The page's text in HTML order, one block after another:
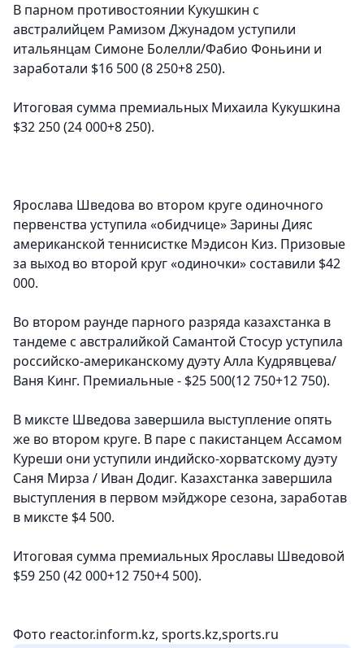
В парном противостоянии Кукушкин с
австралийцем Рамизом Джунадом уступили
итальянцам Симоне Болелли/Фабио Фоньини и
заработали $16 500 (8 250+8 250).
Итоговая сумма премиальных Михаила Кукушкина
$32 250 (24 000+8 250).
Ярослава Шведова во втором круге одиночного
первенства уступила «обидчице» Зарины Дияс
американской теннисистке Мэдисон Киз. Призовые
за выход во второй круг «одиночки» составили $42
000.
Во втором раунде парного разряда казахстанка в
тандеме с австралийкой Самантой Стосур уступила
российско-американскому дуэту Алла Кудрявцева/
Ваня Кинг. Премиальные - $25 500(12 750+12 750).
В миксте Шведова завершила выступление опять
же во втором круге. В паре с пакистанцем Ассамом
Куреши они уступили индийско-хорватскому дуэту
Саня Мирза / Иван Додиг. Казахстанка завершила
выступления в первом мэйджоре сезона, заработав
в миксте $4 500.
Итоговая сумма премиальных Ярославы Шведовой
$59 250 (42 000+12 750+4 500).
Фото reactor.inform.kz, sports.kz,sports.ru